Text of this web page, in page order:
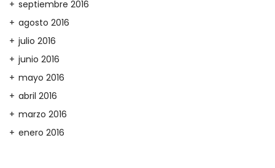
septiembre 2016
agosto 2016
julio 2016
junio 2016
mayo 2016
abril 2016
marzo 2016
enero 2016